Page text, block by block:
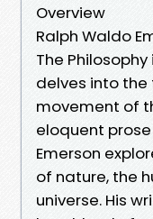
Overview
Ralph Waldo
The
delves into
movement of
eloquent
Emerson
of nature, the
universe. His